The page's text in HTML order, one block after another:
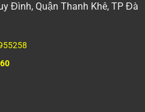
Đình, Quận Thanh Khê, TP Đà